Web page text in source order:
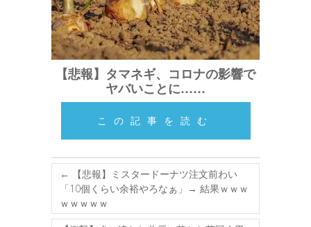
【悲報】タマネギ、コロナの影響で
ヤバいことに……
この記事を読む
←
【悲報】ミスタードーナツ注文前わい
「10個くらい余裕やろなぁ」→ 結果ｗｗｗ
ｗｗｗｗｗ